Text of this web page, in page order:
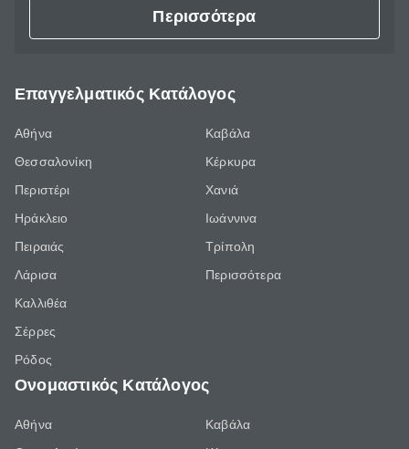
Περισσότερα
Επαγγελματικός Κατάλογος
Αθήνα
Θεσσαλονίκη
Περιστέρι
Ηράκλειο
Πειραιάς
Λάρισα
Καλλιθέα
Σέρρες
Ρόδος
Καβάλα
Κέρκυρα
Χανιά
Ιωάννινα
Τρίπολη
Περισσότερα
Ονομαστικός Κατάλογος
Αθήνα
Καβάλα